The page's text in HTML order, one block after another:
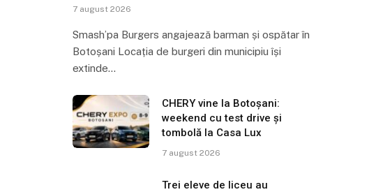
7 august 2026
Smash’pa Burgers angajează barman și ospătar în
Botoșani Locația de burgeri din municipiu își
extinde…
CHERY vine la Botoșani:
weekend cu test drive și
tombolă la Casa Lux
7 august 2026
Trei eleve de liceu au